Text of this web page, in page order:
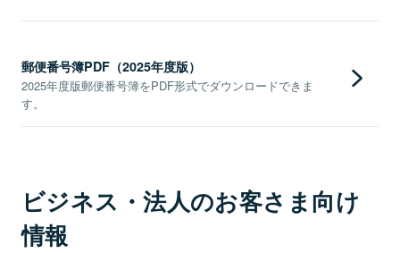
郵便番号簿PDF（2025年度版）
2025年度版郵便番号簿をPDF形式でダウンロードできま
す。
ビジネス・法人のお客さま向け
情報